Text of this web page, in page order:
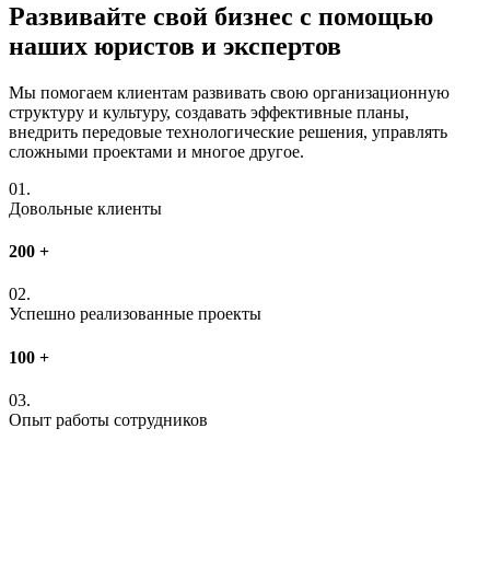
Развивайте свой бизнес с помощью
наших юристов и экспертов
Мы помогаем клиентам развивать свою организационную
структуру и культуру, создавать эффективные планы,
внедрить передовые технологические решения, управлять
сложными проектами и многое другое.
01.
Довольные клиенты
200 +
02.
Успешно реализованные проекты
100 +
03.
Опыт работы сотрудников